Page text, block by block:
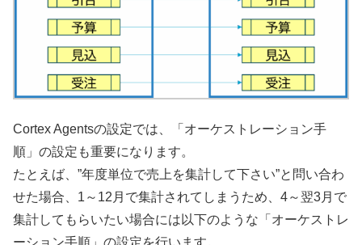
Cortex Agentsの設定では、「オーケストレーション手
順」の設定も重要になります。
たとえば、”年度単位で売上を集計して下さい”と問い合わ
せた場合、1～12月で集計されてしまうため、4～翌3月で
集計してもらいたい場合には以下のような「オーケストレ
ーション手順」の設定を行います。